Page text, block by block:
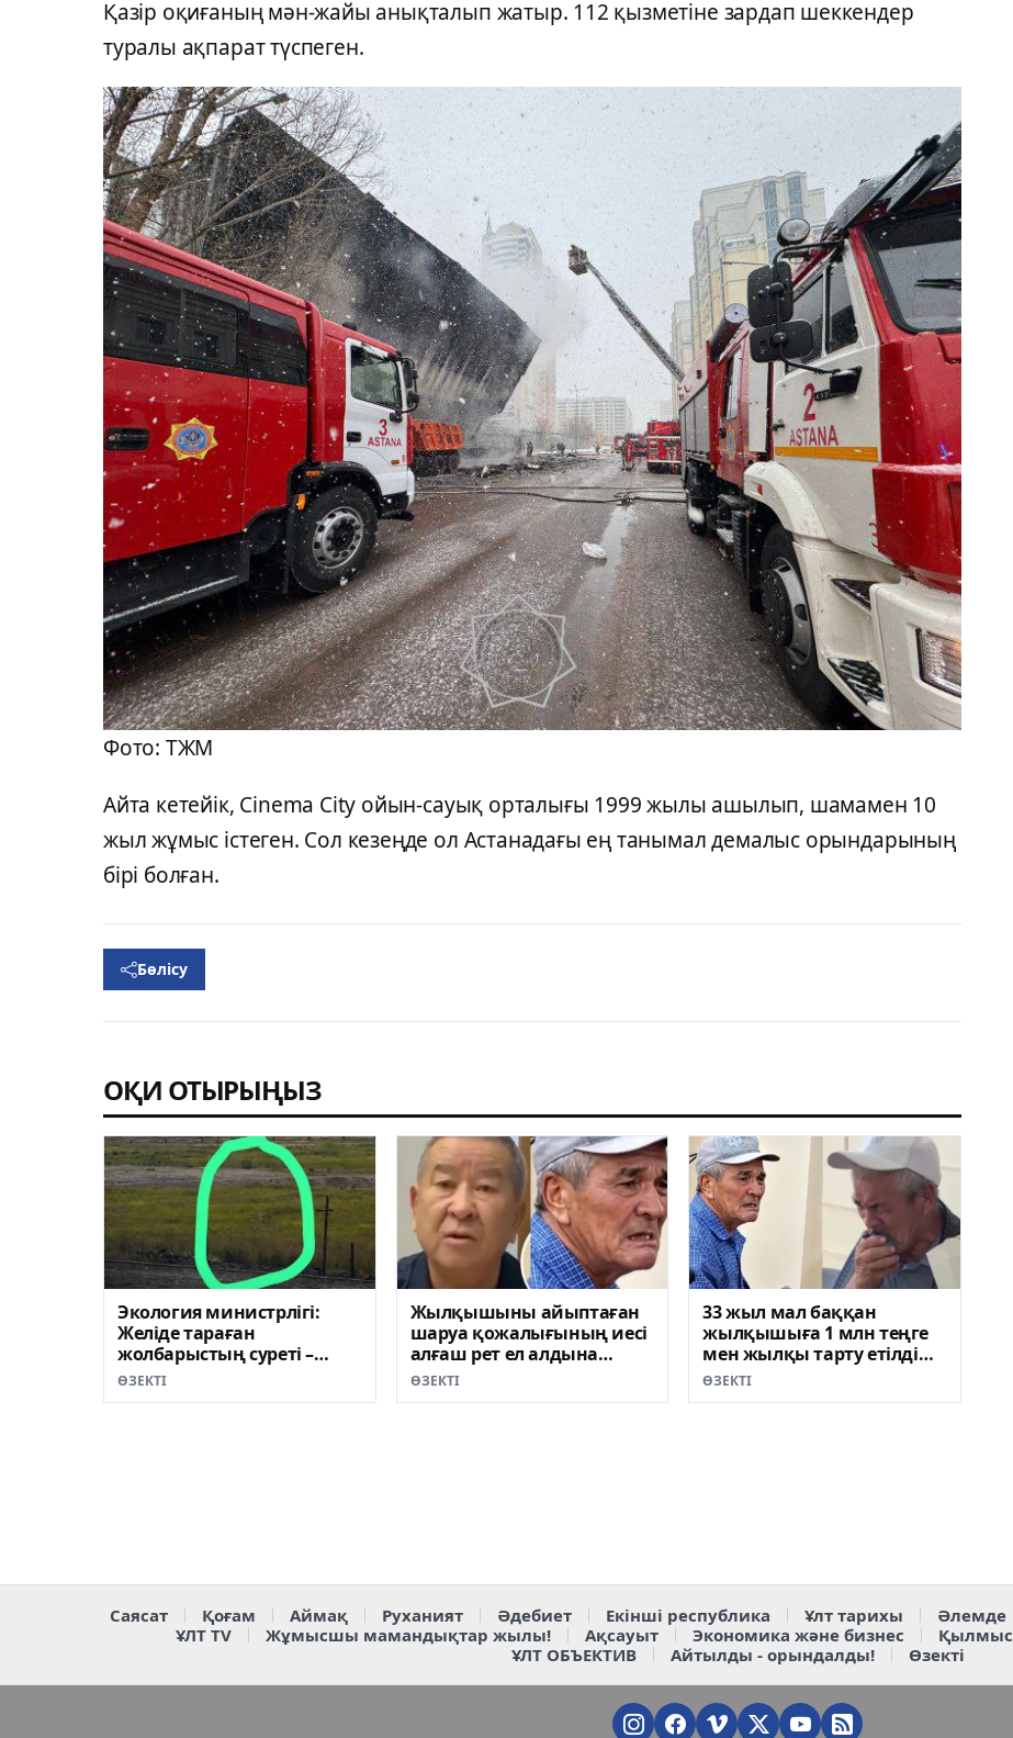
Қазір оқиғаның мән-жайы анықталып жатыр. 112 қызметіне зардап шеккендер
туралы ақпарат түспеген.
Фото: ТЖМ
Айта кетейік, Cinema City ойын-сауық орталығы 1999 жылы ашылып, шамамен 10
жыл жұмыс істеген. Сол кезеңде ол Астанадағы ең танымал демалыс орындарының
бірі болған.
Бөлісу
ОҚИ ОТЫРЫҢЫЗ
Экология министрлігі:
Желіде тараған
жолбарыстың суреті –
фейк
ӨЗЕКТІ
Жылқышыны айыптаған
шаруа қожалығының иесі
алғаш рет ел алдына
шықты (ВИДЕО)
ӨЗЕКТІ
33 жыл мал баққан
жылқышыға 1 млн теңге
мен жылқы тарту етілді
(ВИДЕО)
ӨЗЕКТІ
Саясат Қоғам Аймақ Руханият Әдебиет Екінші республика Ұлт тарихы Әлемде
ҰЛТ TV
Жұмысшы мамандықтар жылы! Ақсауыт Экономика және бизнес Қылмыс
ҰЛТ ОБЪЕКТИВ
Айтылды - орындалды! Өзекті